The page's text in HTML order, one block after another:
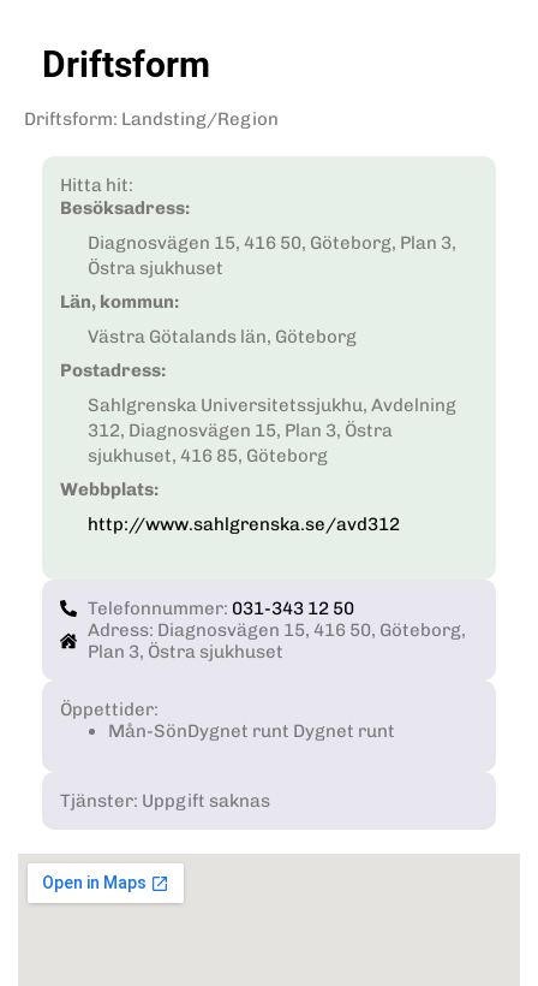
Driftsform
Driftsform: Landsting/Region
Hitta hit:
Besöksadress:
Diagnosvägen 15, 416 50, Göteborg, Plan 3,
Östra sjukhuset
Län, kommun:
Västra Götalands län, Göteborg
Postadress:
Sahlgrenska Universitetssjukhu, Avdelning
312, Diagnosvägen 15, Plan 3, Östra
sjukhuset, 416 85, Göteborg
Webbplats:
http://www.sahlgrenska.se/avd312
Telefonnummer: 031-343 12 50
Adress: Diagnosvägen 15, 416 50, Göteborg,
Plan 3, Östra sjukhuset
Öppettider:
Mån-SönDygnet runt Dygnet runt
Tjänster: Uppgift saknas